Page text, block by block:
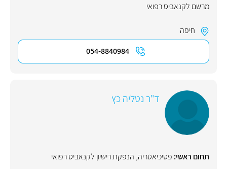
מרשם לקנאביס רפואי
חיפה
054-8840984
ד"ר נטליה כץ
תחום ראשי: פסיכיאטריה, הנפקת רישיון לקנאביס רפואי